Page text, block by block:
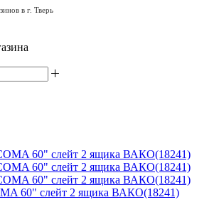
в г. Тверь
60" слейт 2 ящика ВАКО(18241)